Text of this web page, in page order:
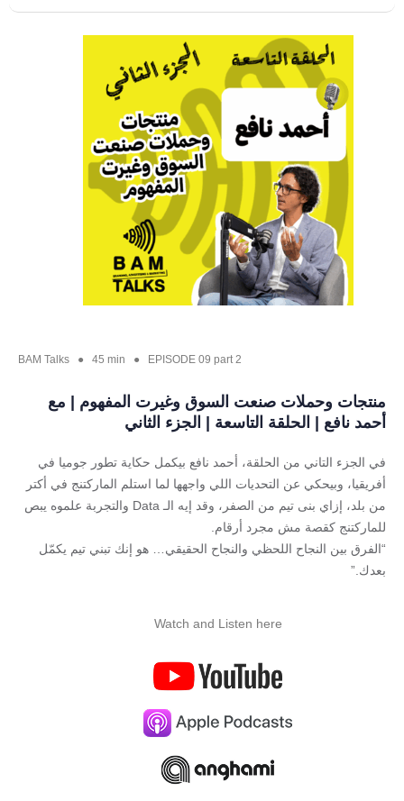
BAM Talks ● 45 min ● EPISODE 09 part 2
منتجات وحملات صنعت السوق وغيرت المفهوم | مع
أحمد نافع | الحلقة التاسعة | الجزء الثاني
في الجزء التاني من الحلقة، أحمد نافع بيكمل حكاية تطور جوميا في
أفريقيا، وبيحكي عن التحديات اللي واجهها لما استلم الماركتنج في أكتر
من بلد، إزاي بنى تيم من الصفر، وقد إيه الـ Data والتجربة علموه يبص
للماركتنج كقصة مش مجرد أرقام.
“الفرق بين النجاح اللحظي والنجاح الحقيقي… هو إنك تبني تيم يكمّل
بعدك.”
Watch and Listen here